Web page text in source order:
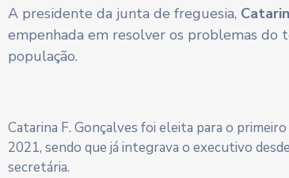
A presidente da junta de freguesia,
empenhada em resolver os problemas do
população.
Catarina F. Gonçalves foi eleita para o
2021, sendo que já integrava o executivo
secretária.